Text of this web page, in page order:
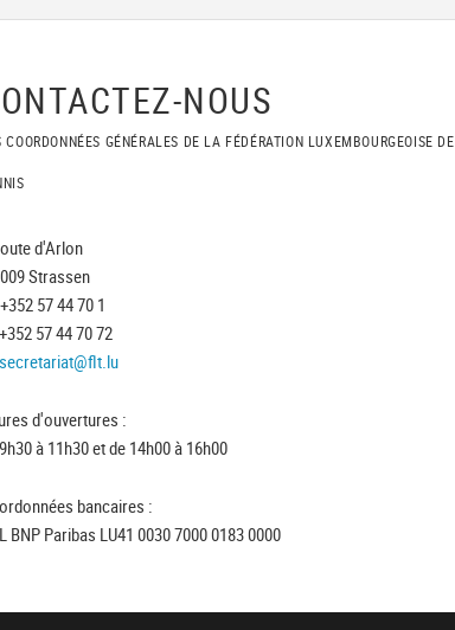
NOUS
COORDONNÉES GÉNÉRALES DE LA FÉDÉRATION LUXEMBOURGEOISE DE
d'Arlon
Strassen
57 44 70 1
57 44 70 72
secretariat@flt.lu
d'ouvertures :
à 11h30 et de 14h00 à 16h00
bancaires :
BNP Paribas LU41 0030 7000 0183 0000